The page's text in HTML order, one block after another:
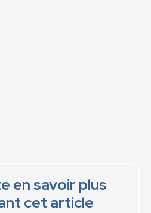
en savoir plus
cet article